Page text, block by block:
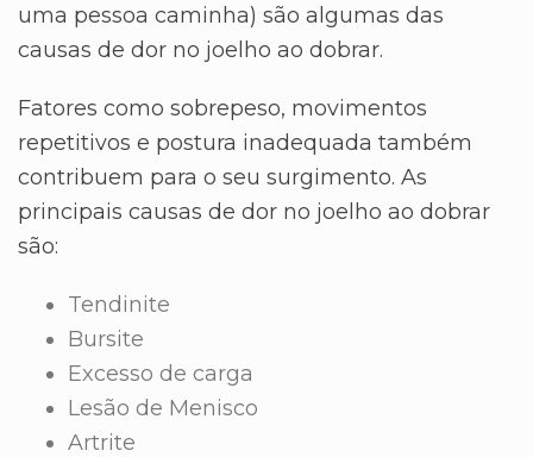
uma pessoa caminha) são algumas das
causas de dor no joelho ao dobrar.
Fatores como sobrepeso, movimentos
repetitivos e postura inadequada também
contribuem para o seu surgimento. As
principais causas de dor no joelho ao dobrar
são:
Tendinite
Bursite
Excesso de carga
Lesão de Menisco
Artrite